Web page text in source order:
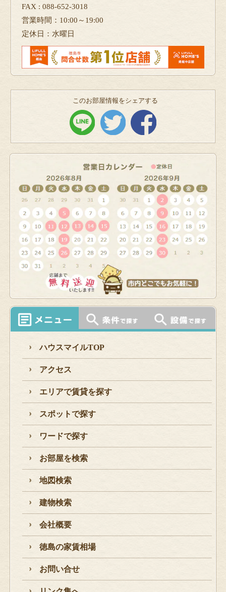
FAX : 088-652-3018
営業時間：10:00～19:00
定休日：水曜日
このお部屋情報をシェアする
ハウスマイルTOP
アクセス
エリアで賃貸を探す
スポットで探す
ワードで探す
お部屋を検索
地図検索
建物検索
会社概要
徳島の家賃相場
お問い合せ